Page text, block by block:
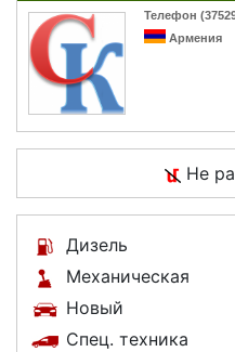
Телефон
Армения
Не
Дизель
Механическая
Новый
Спец. техника